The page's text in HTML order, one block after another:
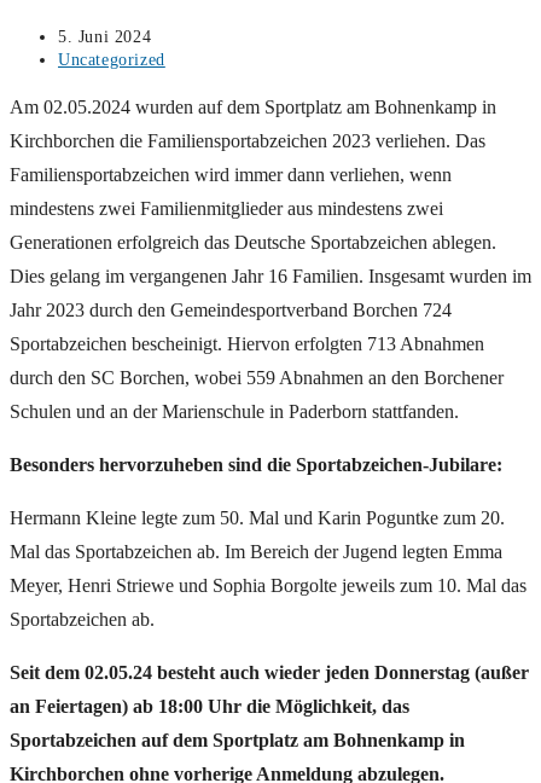
Beitrag
veröffentlicht:
5. Juni 2024
Beitrags-
Uncategorized
Am 02.05.2024 wurden auf dem Sportplatz am Bohnenkamp in
Kirchborchen die Familiensportabzeichen 2023 verliehen. Das
Familiensportabzeichen wird immer dann verliehen, wenn
mindestens zwei Familienmitglieder aus mindestens zwei
Generationen erfolgreich das Deutsche Sportabzeichen ablegen.
Dies gelang im vergangenen Jahr 16 Familien. Insgesamt wurden im
Jahr 2023 durch den Gemeindesportverband Borchen 724
Sportabzeichen bescheinigt. Hiervon erfolgten 713 Abnahmen
durch den SC Borchen, wobei 559 Abnahmen an den Borchener
Schulen und an der Marienschule in Paderborn stattfanden.
Besonders hervorzuheben sind die Sportabzeichen-Jubilare:
Hermann Kleine legte zum 50. Mal und Karin Poguntke zum 20.
Mal das Sportabzeichen ab. Im Bereich der Jugend legten Emma
Meyer, Henri Striewe und Sophia Borgolte jeweils zum 10. Mal das
Sportabzeichen ab.
Seit dem 02.05.24 besteht auch wieder jeden Donnerstag (außer
an Feiertagen) ab 18:00 Uhr die Möglichkeit, das
Sportabzeichen auf dem Sportplatz am Bohnenkamp in
Kirchborchen ohne vorherige Anmeldung abzulegen.